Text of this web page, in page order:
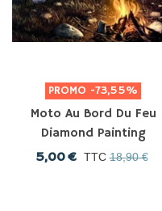
PROMO -73,55%
Moto Au Bord Du Feu
Diamond Painting
5,00 € TTC 18,90 €